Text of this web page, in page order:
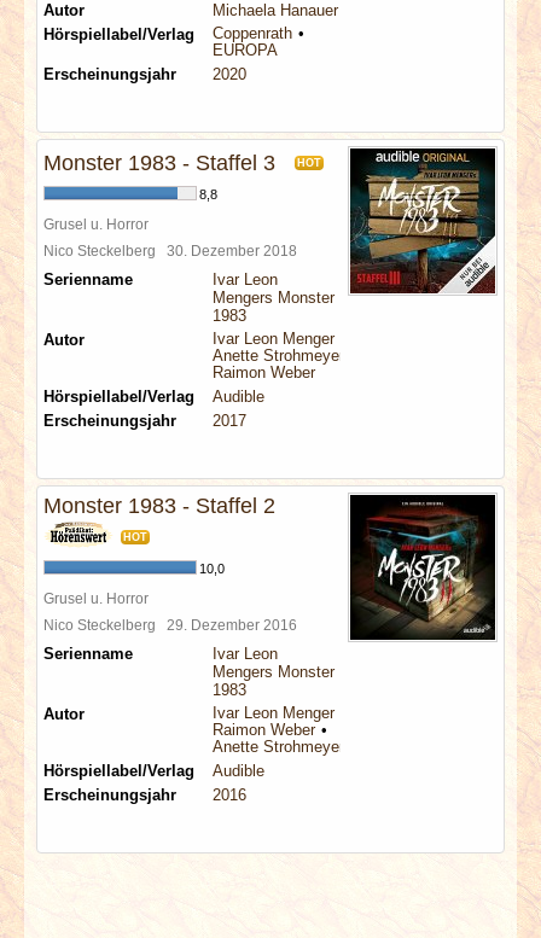
Autor
Michaela Hanauer
Hörspiellabel/Verlag
Coppenrath
EUROPA
Erscheinungsjahr
2020
Monster 1983 - Staffel 3 HOT
8,8
Grusel u. Horror
Nico Steckelberg 30. Dezember 2018
Serienname
Ivar Leon
Mengers Monster
1983
Autor
Ivar Leon Menger
Anette Strohmeyer
Raimon Weber
Hörspiellabel/Verlag
Audible
Erscheinungsjahr
2017
Monster 1983 - Staffel 2
HOT
10,0
Grusel u. Horror
Nico Steckelberg 29. Dezember 2016
Serienname
Ivar Leon
Mengers Monster
1983
Autor
Ivar Leon Menger
Raimon Weber
Anette Strohmeyer
Hörspiellabel/Verlag
Audible
Erscheinungsjahr
2016